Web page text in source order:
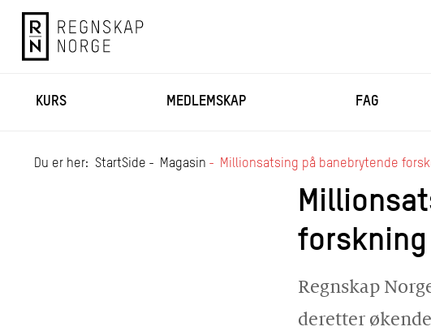
KURS MEDLEMSKAP FAG
Du er her: StartSide Magasin Millionsatsing på banebrytende
Regnskap
deretter